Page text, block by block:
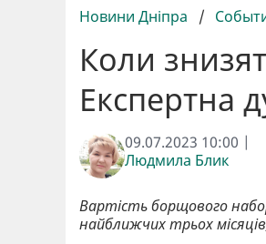
Новини Дніпра /
Коли
Експертна
09.07.2023 10:00 |
Людмила Блик
Вартість борщового
найближчих трьох